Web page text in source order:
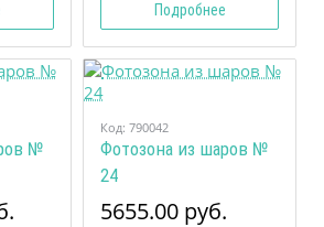
Подробнее
№
Код: 790042
Фотозона из шаров №
24
5655.00 руб.